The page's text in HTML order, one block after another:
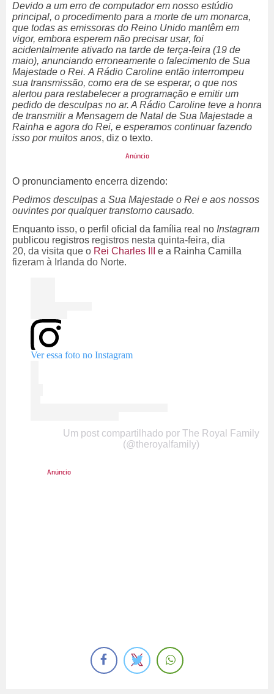
Devido a um erro de computador em nosso estúdio
principal, o procedimento para a morte de um monarca,
que todas as emissoras do Reino Unido mantêm em
vigor, embora esperem não precisar usar, foi
acidentalmente ativado na tarde de terça-feira (19 de
maio), anunciando erroneamente o falecimento de Sua
Majestade o Rei. A Rádio Caroline então interrompeu
sua transmissão, como era de se esperar, o que nos
alertou para restabelecer a programação e emitir um
pedido de desculpas no ar. A Rádio Caroline teve a honra
de transmitir a Mensagem de Natal de Sua Majestade a
Rainha e agora do Rei, e esperamos continuar fazendo
isso por muitos anos, diz o texto.
O pronunciamento encerra dizendo:
Pedimos desculpas a Sua Majestade o Rei e aos nossos
ouvintes por qualquer transtorno causado.
Enquanto isso, o perfil oficial da família real no Instagram
publicou registros registros nesta quinta-feira, dia
20, da visita que o Rei Charles III
e a Rainha Camilla
fizeram à Irlanda do Norte.
Ver essa foto no Instagram
Um post compartilhado por The Royal Family
(@theroyalfamily)